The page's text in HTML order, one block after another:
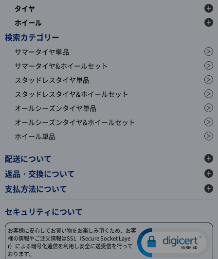
タイヤ
ホイール
検索カテゴリー
サマータイヤ単品
サマータイヤ&ホイールセット
スタッドレスタイヤ単品
スタッドレスタイヤ&ホイールセット
オールシーズンタイヤ単品
オールシーズンタイヤ&ホイールセット
ホイール単品
配送について
返品・交換について
支払方法について
セキュリティについて
お客様に安心してお買い物をお楽しみ頂くため、お客
様の情報やご注文情報はSSL（Secure Socket Laye
r）による暗号化通信を利用し安全に送受信を行って
おります。